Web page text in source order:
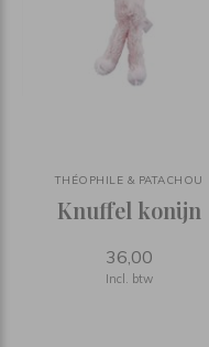
THÉOPHILE & PATACHOU
Knuffel konijn
36,00
Incl. btw